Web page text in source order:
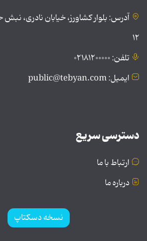
آدرس: بلوار کشاورز، خیابان نادری،
۱۲
تلفن: ۰۲۱۸۱۲۰۰۰۰۰
ایمیل: public@tebyan.com
دسترسی سریع
ارتباط با ما
درباره ما
نسخه دسکتاپ